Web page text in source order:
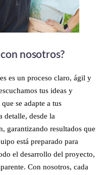
nosotros?
es un proceso claro, ágil y
tus ideas y
se adapte a tus
detalle, desde la
garantizando resultados que
está preparado para
el desarrollo del proyecto,
Con nosotros, cada